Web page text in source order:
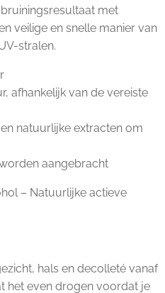
met
veilige en snelle manier van
stralen.
afhankelijk van de vereiste
natuurlijke extracten om
aangebracht
– Natuurlijke actieve
hals en decolleté vanaf
het even drogen voordat je